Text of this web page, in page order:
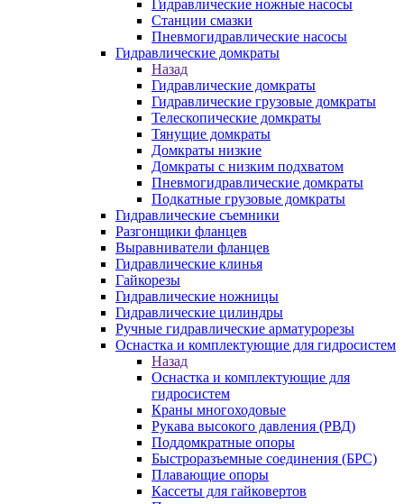
Гидравлические ножные насосы
Станции смазки
Пневмогидравлические насосы
Гидравлические домкраты
Назад
Гидравлические домкраты
Гидравлические грузовые домкраты
Телескопические домкраты
Тянущие домкраты
Домкраты низкие
Домкраты с низким подхватом
Пневмогидравлические домкраты
Подкатные грузовые домкраты
Гидравлические съемники
Разгонщики фланцев
Выравниватели фланцев
Гидравлические клинья
Гайкорезы
Гидравлические ножницы
Гидравлические цилиндры
Ручные гидравлические арматурорезы
Оснастка и комплектующие для гидросистем
Назад
Оснастка и комплектующие для
гидросистем
Краны многоходовые
Рукава высокого давления (РВД)
Поддомкратные опоры
Быстроразъемные соединения (БРС)
Плавающие опоры
Кассеты для гайковертов